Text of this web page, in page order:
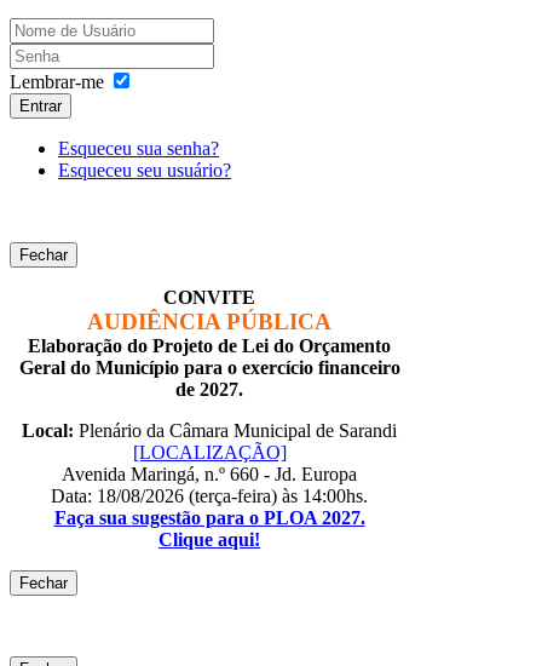
Lembrar-me
Entrar
Esqueceu sua senha?
Esqueceu seu usuário?
Fechar
CONVITE
AUDIÊNCIA PÚBLICA
Elaboração do Projeto de Lei do Orçamento
Geral do Município para o exercício financeiro
de 2027.
Local: Plenário da Câmara Municipal de Sarandi
[LOCALIZAÇÃO]
Avenida Maringá, n.º 660 - Jd. Europa
Data: 18/08/2026 (terça-feira) às 14:00hs.
Faça sua sugestão para o PLOA 2027.
Clique aqui!
Fechar